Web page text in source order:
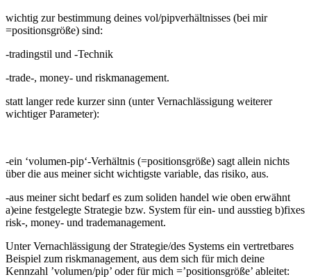
wichtig zur bestimmung deines vol/pipverhältnisses (bei mir
=positionsgröße) sind:
-tradingstil und -Technik
-trade-, money- und riskmanagement.
statt langer rede kurzer sinn (unter Vernachlässigung weiterer
wichtiger Parameter):
-ein ‘volumen-pip‘-Verhältnis (=positionsgröße) sagt allein nichts
über die aus meiner sicht wichtigste variable, das risiko, aus.
-aus meiner sicht bedarf es zum soliden handel wie oben erwähnt
a)eine festgelegte Strategie bzw. System für ein- und ausstieg b)fixes
risk-, money- und trademanagement.
Unter Vernachlässigung der Strategie/des Systems ein vertretbares
Beispiel zum riskmanagement, aus dem sich für mich deine
Kennzahl ’volumen/pip’ oder für mich =’positionsgröße’ ableitet: